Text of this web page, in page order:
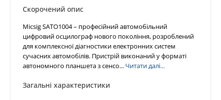
Скорочений опис
Micsig SATO1004 – професійний автомобільний
цифровий осцилограф нового покоління, розроблений
для комплексної діагностики електронних систем
сучасних автомобілів. Пристрій виконаний у форматі
автономного планшета з сенсо... Читати далі...
Загальні характеристики